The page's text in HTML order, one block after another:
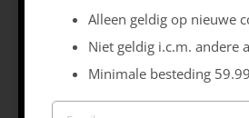
Openingstijden
Best
Europaplein 1, 5684
ZC
Alleen geldig op nieuwe
Niet geldig i.c.m. andere
Minimale besteding 59.99